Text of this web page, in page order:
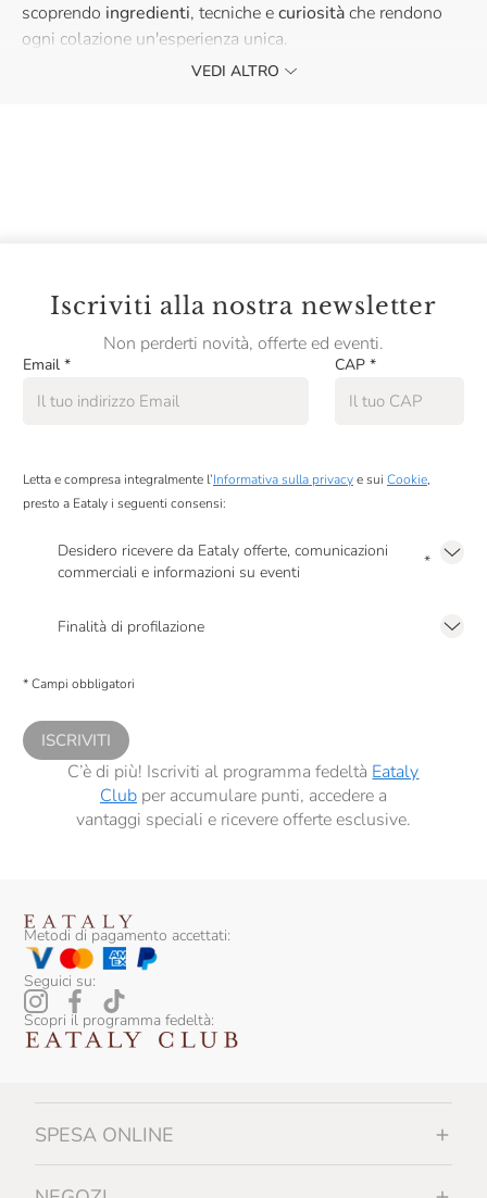
scoprendo ingredienti, tecniche ecuriositàche rendono
ogni colazione un'esperienza unica.
VEDI ALTRO
Iscriviti alla nostra newsletter
Non perderti novità, offerte ed eventi.
Email * CAP *
Letta e compresa integralmente l’Informativa sulla privacye sui Cookie,
presto a Eataly i seguenti consensi:
Desidero ricevere da Eataly offerte, comunicazioni
commerciali e informazioni su eventi
*
Finalità di profilazione
comunicazioni commerciali personalizzate, in caso di consenso prestato ai
* Campi obbligatori
ISCRIVITI
C’è di più! Iscriviti al programma fedeltà Eataly
Clubper accumulare punti, accedere a
vantaggi speciali e ricevere offerte esclusive.
Metodi di pagamento accettati:
Seguici su:
Scopri il programma fedeltà:
SPESA ONLINE